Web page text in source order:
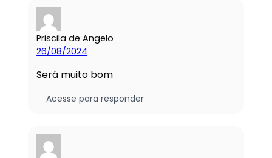
Priscila de Angelo
26/08/2024
Será muito bom
Acesse para responder